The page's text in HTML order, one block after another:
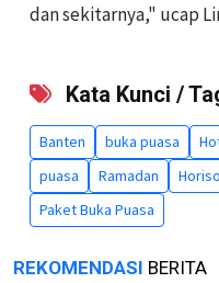
dan sekitarnya," ucap
Kata Kunci /
Banten buka puasa
puasa
Ramadan
Paket Buka Puasa
REKOMENDASI BERITA